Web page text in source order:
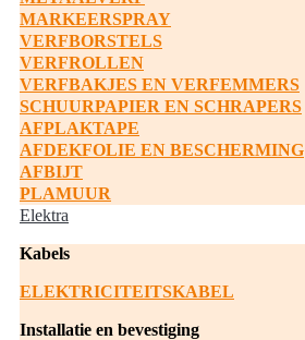
MARKEERSPRAY
VERFBORSTELS
VERFROLLEN
VERFBAKJES EN VERFEMMERS
SCHUURPAPIER EN SCHRAPERS
AFPLAKTAPE
AFDEKFOLIE EN BESCHERMING
AFBIJT
PLAMUUR
Elektra
Kabels
ELEKTRICITEITSKABEL
Installatie en bevestiging